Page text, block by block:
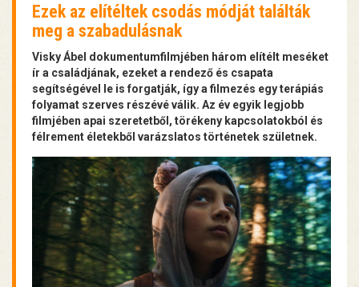
Ezek az elítéltek csodás módját találták
meg a szabadulásnak
Visky Ábel dokumentumfilmjében három elítélt meséket
ír a családjának, ezeket a rendező és csapata
segítségével le is forgatják, így a filmezés egy terápiás
folyamat szerves részévé válik. Az év egyik legjobb
filmjében apai szeretetből, törékeny kapcsolatokból és
félrement életekből varázslatos történetek születnek.